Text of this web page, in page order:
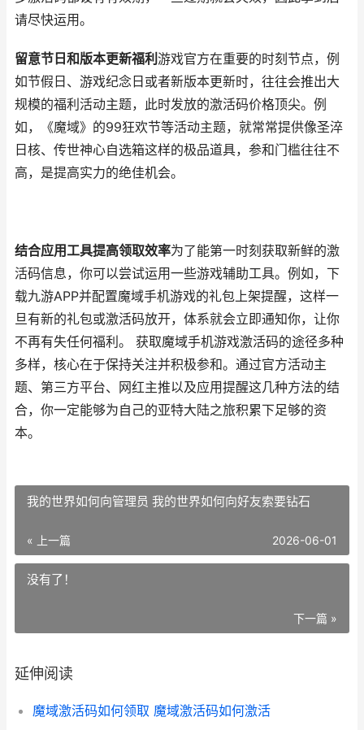
请尽快运用。
留意节日和版本更新福利 游戏官方在重要的时刻节点，例
如节假日、游戏纪念日或者新版本更新时，往往会推出大
规模的福利活动主题，此时发放的激活码价格顶尖。例
如，《魔域》的99狂欢节等活动主题，就常常提供像圣淬
日核、传世神心自选箱这样的极品道具，参和门槛往往不
高，是提高实力的绝佳机会。
结合应用工具提高领取效率为了能第一时刻获取新鲜的激
活码信息，你可以尝试运用一些游戏辅助工具。例如，下
载九游APP并配置魔域手机游戏的礼包上架提醒，这样一
旦有新的礼包或激活码放开，体系就会立即通知你，让你
不再有失任何福利。 获取魔域手机游戏激活码的途径多种
多样，核心在于保持关注并积极参和。通过官方活动主
题、第三方平台、网红主推以及应用提醒这几种方法的结
合，你一定能够为自己的亚特大陆之旅积累下足够的资
本。
我的世界如何向管理员 我的世界如何向好友索要钻石
« 上一篇 2026-06-01
没有了！
下一篇 »
延伸阅读
魔域激活码如何领取 魔域激活码如何激活